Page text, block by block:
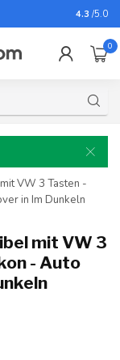
Für fast
4.3 /5.0
0
VW 3 Tasten -
in Im Dunkeln
mit VW 3
- Auto